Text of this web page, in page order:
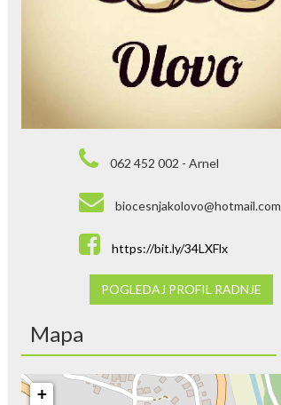
062 452 002 - Arnel
biocesnjakolovo@hotmail.com
https://bit.ly/34LXFlx
POGLEDAJ PROFIL RADNJE
Mapa
+